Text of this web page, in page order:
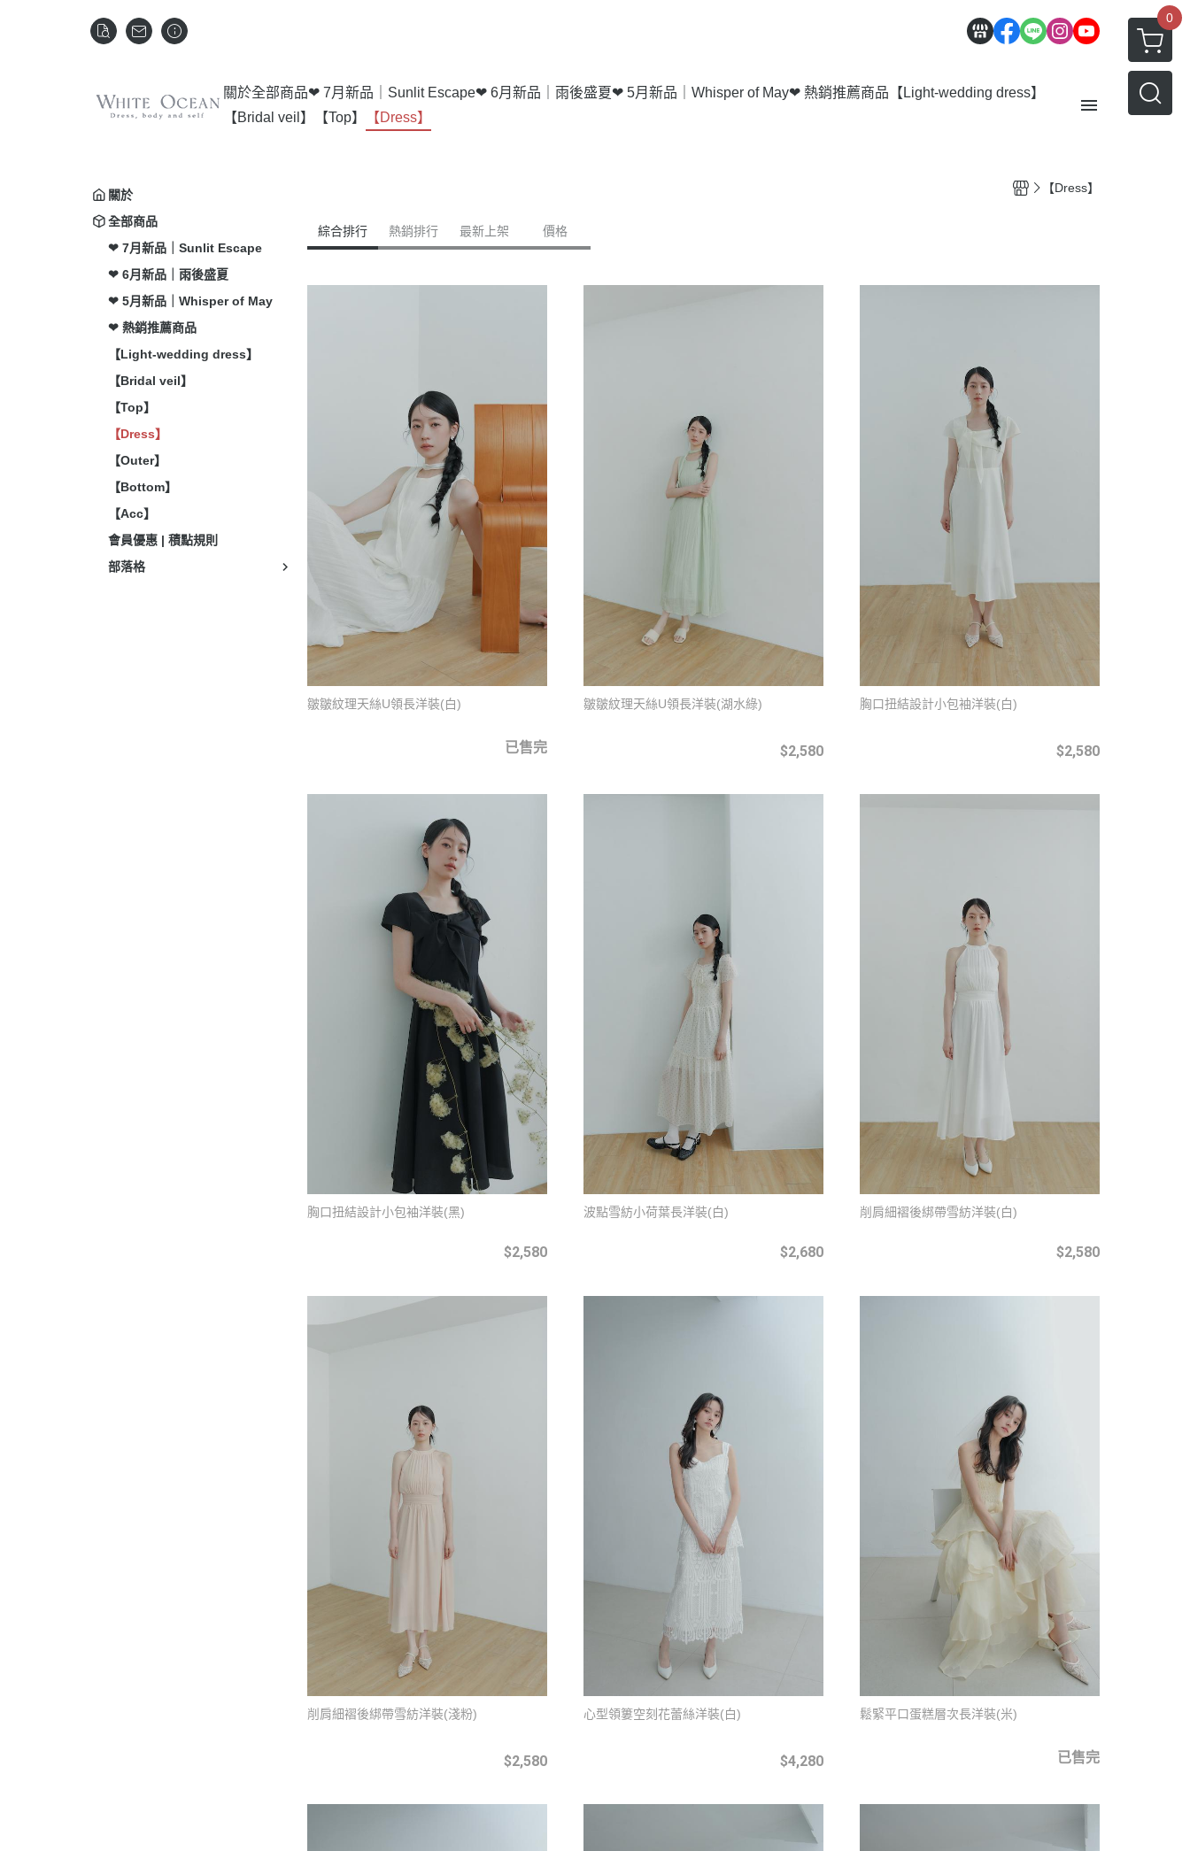
0
關於全部商品❤ 7月新品｜Sunlit Escape❤ 6月新品｜雨後盛夏❤ 5月新品｜Whisper of May❤ 熱銷推薦商品 【Light-wedding dress】
【Bridal veil】
【Top】 【Dress】
關於
全部商品
❤ 7月新品｜Sunlit Escape
❤ 6月新品｜雨後盛夏
❤ 5月新品｜Whisper of May
❤ 熱銷推薦商品
【Light-wedding dress】
【Bridal veil】
【Top】
【Dress】
【Outer】
【Bottom】
【Acc】
會員優惠 | 積點規則
部落格
【Dress】
綜合排行 熱銷排行 最新上架 價格
皺皺紋理天絲U領長洋裝(白)
已售完
皺皺紋理天絲U領長洋裝(湖水綠)
$2,580
胸口扭結設計小包袖洋裝(白)
$2,580
胸口扭結設計小包袖洋裝(黑)
$2,580
波點雪紡小荷葉長洋裝(白)
$2,680
削肩細褶後綁帶雪紡洋裝(白)
$2,580
削肩細褶後綁帶雪紡洋裝(淺粉)
$2,580
心型領簍空刻花蕾絲洋裝(白)
$4,280
鬆緊平口蛋糕層次長洋裝(米)
已售完